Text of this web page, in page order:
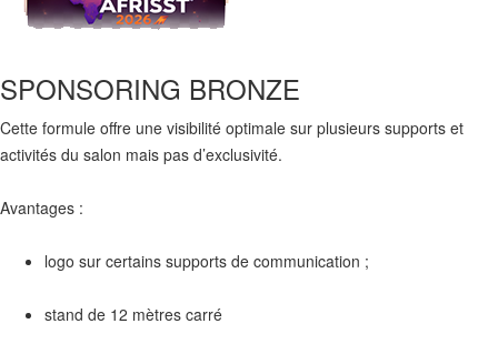
SPONSORING BRONZE
Cette formule offre une visibilité optimale sur plusieurs supports et
activités du salon mais pas d’exclusivité.
Avantages :
logo sur certains supports de communication ;
stand de 12 mètres carré